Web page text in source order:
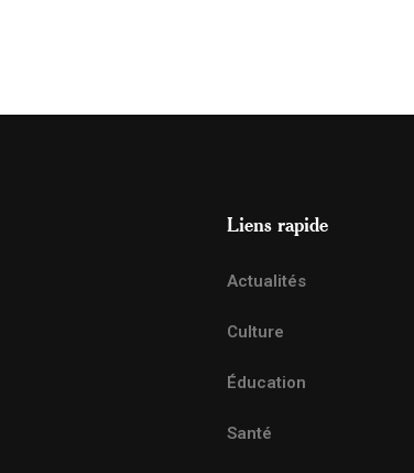
Liens rapide
Actualités
Culture
Éducation
Santé